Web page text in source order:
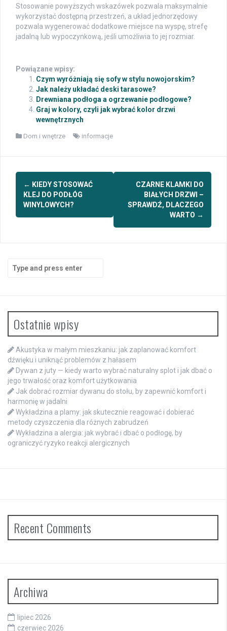
Stosowanie powyższych wskazówek pozwala maksymalnie
wykorzystać dostępną przestrzeń, a układ jednorzędowy
pozwala wygenerować dodatkowe miejsce na wyspę, strefę
jadalną lub wypoczynkową, jeśli umożliwia to jej rozmiar.
Powiązane wpisy:
Czym wyróżniają się sofy w stylu nowojorskim?
Jak należy układać deski tarasowe?
Drewniana podłoga a ogrzewanie podłogowe?
Graj w kolory, czyli jak wybrać kolor drzwi
wewnętrznych
Dom i wnętrze informacje
Post
navigation
← KIEDY STOSOWAĆ
KLEJ DO PODŁÓG
WINYLOWYCH?
CZARNE KLAMKI DO
BIAŁYCH DRZWI –
SPRAWDŹ, DLACZEGO
WARTO →
for:
Ostatnie wpisy
Akustyka w małym mieszkaniu: jak zaplanować komfort
dźwięku i uniknąć problemów z hałasem
Dywan z juty — kiedy warto wybrać naturalny splot i jak dbać o
jego trwałość oraz komfort użytkowania
Jak dobrać rozmiar dywanu do stołu, by zapewnić komfort i
harmonię w jadalni
Wykładzina a plamy: jak skutecznie reagować i dobierać
metody czyszczenia dla różnych zabrudzeń
Wykładzina a alergia: jak wybrać i dbać o podłogę, by
ograniczyć ryzyko reakcji alergicznych
Recent Comments
Archiwa
lipiec 2026
czerwiec 2026